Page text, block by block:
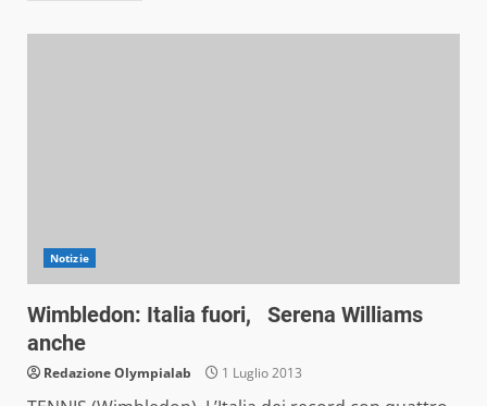
Notizie
Wimbledon: Italia fuori, Serena Williams
anche
Redazione Olympialab 1 Luglio 2013